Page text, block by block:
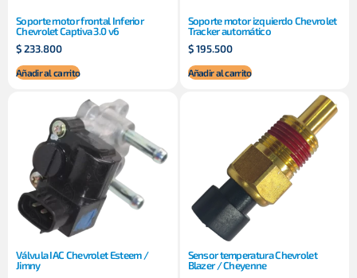
Soporte motor frontal Inferior
Chevrolet Captiva 3.0 v6
$233.800
Añadir al carrito
Soporte motor izquierdo Chevrolet
Tracker automático
$195.500
Añadir al carrito
Válvula IAC Chevrolet Esteem /
Jimny
Sensor temperatura Chevrolet
Blazer / Cheyenne